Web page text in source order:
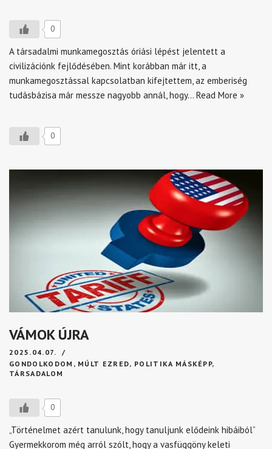
0
A társadalmi munkamegosztás óriási lépést jelentett a
civilizációnk fejlődésében. Mint korábban már itt, a
munkamegosztással kapcsolatban kifejtettem, az emberiség
tudásbázisa már messze nagyobb annál, hogy… Read More »
0
VÁMOK ÚJRA
2025.04.07.
GONDOLKODOM , MÚLT EZRED, POLITIKA MÁSKÉPP,
TÁRSADALOM
0
„Történelmet azért tanulunk, hogy tanuljunk elődeink hibáiból”
Gyermekkorom még arról szólt, hogy a vasfüggöny keleti